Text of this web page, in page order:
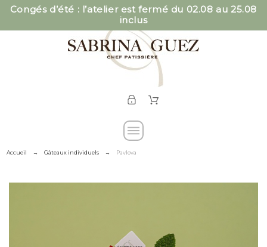
Congés d’été : l’atelier est fermé du 02.08 au 25.08
inclus
Accueil Gâteaux individuels Pavlova